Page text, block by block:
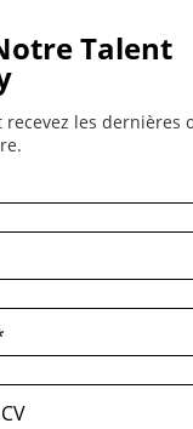
Talent
recevez les dernières